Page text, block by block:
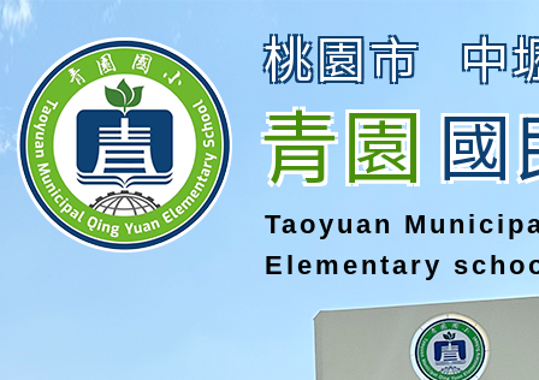
桃園市 中
青園國
Taoyuan
Elementary